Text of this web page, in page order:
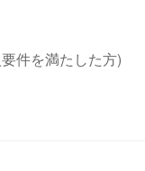
件を満たした方)